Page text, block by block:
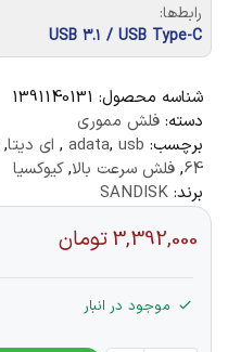
رابط‌ها:
USB ۳.۱ / USB Type-C
شناسه محصول: 1391140131
دسته: فلش مموری
برچسب:
adata, usb
, ای دیتا,
64
, فلش سرعت بالا,کیوکسیا
برند: SANDISK
3,392,000تومان
موجود در انبار